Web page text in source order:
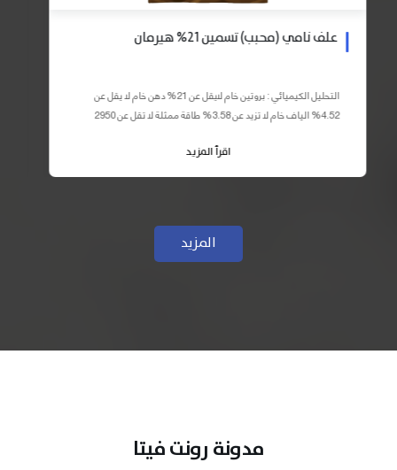
علف نامي (محبب) تسمين 21% هيرمان
التحليل الكيميائي : بروتين خام لايقل عن 21% دهن خام لا يقل عن
4.52% الياف خام لا تزيد عن 3.58% طاقة ممثلة لا تقل عن 2950
اقرأ المزيد
المزيد
مدونة رونت فيتا